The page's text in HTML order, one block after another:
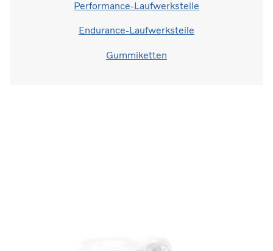
Performance-Laufwerksteile
Endurance-Laufwerksteile
Gummiketten